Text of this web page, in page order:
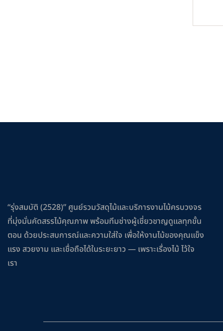
“รุ่งสมบัติ (2528)” ศูนย์รวมวัสดุไม้และบริการงานไม้ครบวงจร
ที่มุ่งมั่นคัดสรรไม้คุณภาพ พร้อมทีมช่างผู้เชี่ยวชาญดูแลทุกขั้น
ตอน ด้วยประสบการณ์และความใส่ใจ เพื่อให้งานไม้ของคุณแข็ง
แรง สวยงาม และเชื่อถือได้ในระยะยาว — เพราะเรื่องไม้ ไว้ใจ
เรา